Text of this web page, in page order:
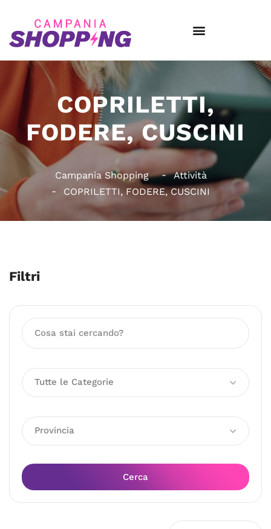
COPRILETTI,
FODERE, CUSCINI
Campania Shopping
Attività
COPRILETTI, FODERE, CUSCINI
Filtri
Tutte le Categorie
Provincia
Cerca